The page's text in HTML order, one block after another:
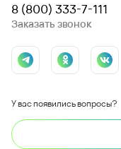
8 (800) 333-7-111
Заказать звонок
У вас появились вопросы?